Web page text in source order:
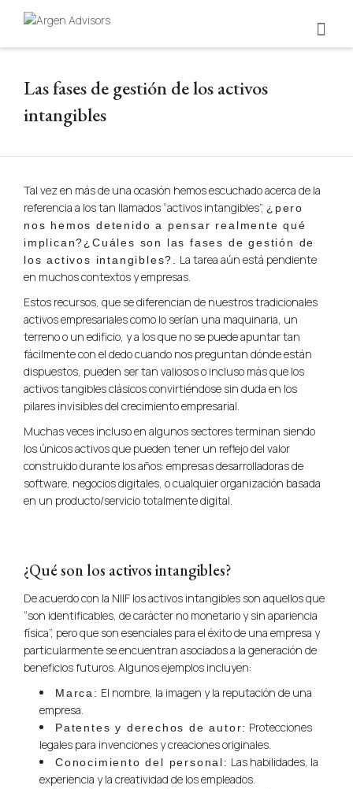
Las fases de gestión de los activos
intangibles
Tal vez en más de una ocasión hemos escuchado acerca de la
referencia a los tan llamados “activos intangibles”, ¿pero
nos hemos detenido a pensar realmente qué
implican?¿Cuáles son las fases de gestión de
los activos intangibles?.
La tarea aún está pendiente
en muchos contextos y empresas.
Estos recursos, que se diferencian de nuestros tradicionales
activos empresariales como lo serían una maquinaria, un
terreno o un edificio, y a los que no se puede apuntar tan
fácilmente con el dedo cuando nos preguntan dónde están
dispuestos, pueden ser tan valiosos o incluso más que los
activos tangibles clásicos convirtiéndose sin duda en los
pilares invisibles del crecimiento empresarial.
Muchas veces incluso en algunos sectores terminan siendo
los únicos activos que pueden tener un reflejo del valor
construido durante los años: empresas desarrolladoras de
software, negocios digitales, o cualquier organización basada
en un producto/servicio totalmente digital.
¿Qué son los activos intangibles?
De acuerdo con la NIIF los activos intangibles son aquellos que
“son identificables, de carácter no monetario y sin apariencia
física”, pero que son esenciales para el éxito de una empresa y
particularmente se encuentran asociados a la generación de
beneficios futuros. Algunos ejemplos incluyen:
Marca: El nombre, la imagen y la reputación de una
empresa.
Patentes y derechos de autor: Protecciones
legales para invenciones y creaciones originales.
Conocimiento del personal: Las habilidades, la
experiencia y la creatividad de los empleados.